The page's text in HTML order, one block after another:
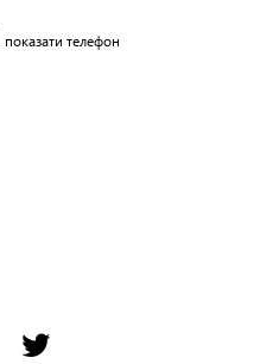
показати телефон